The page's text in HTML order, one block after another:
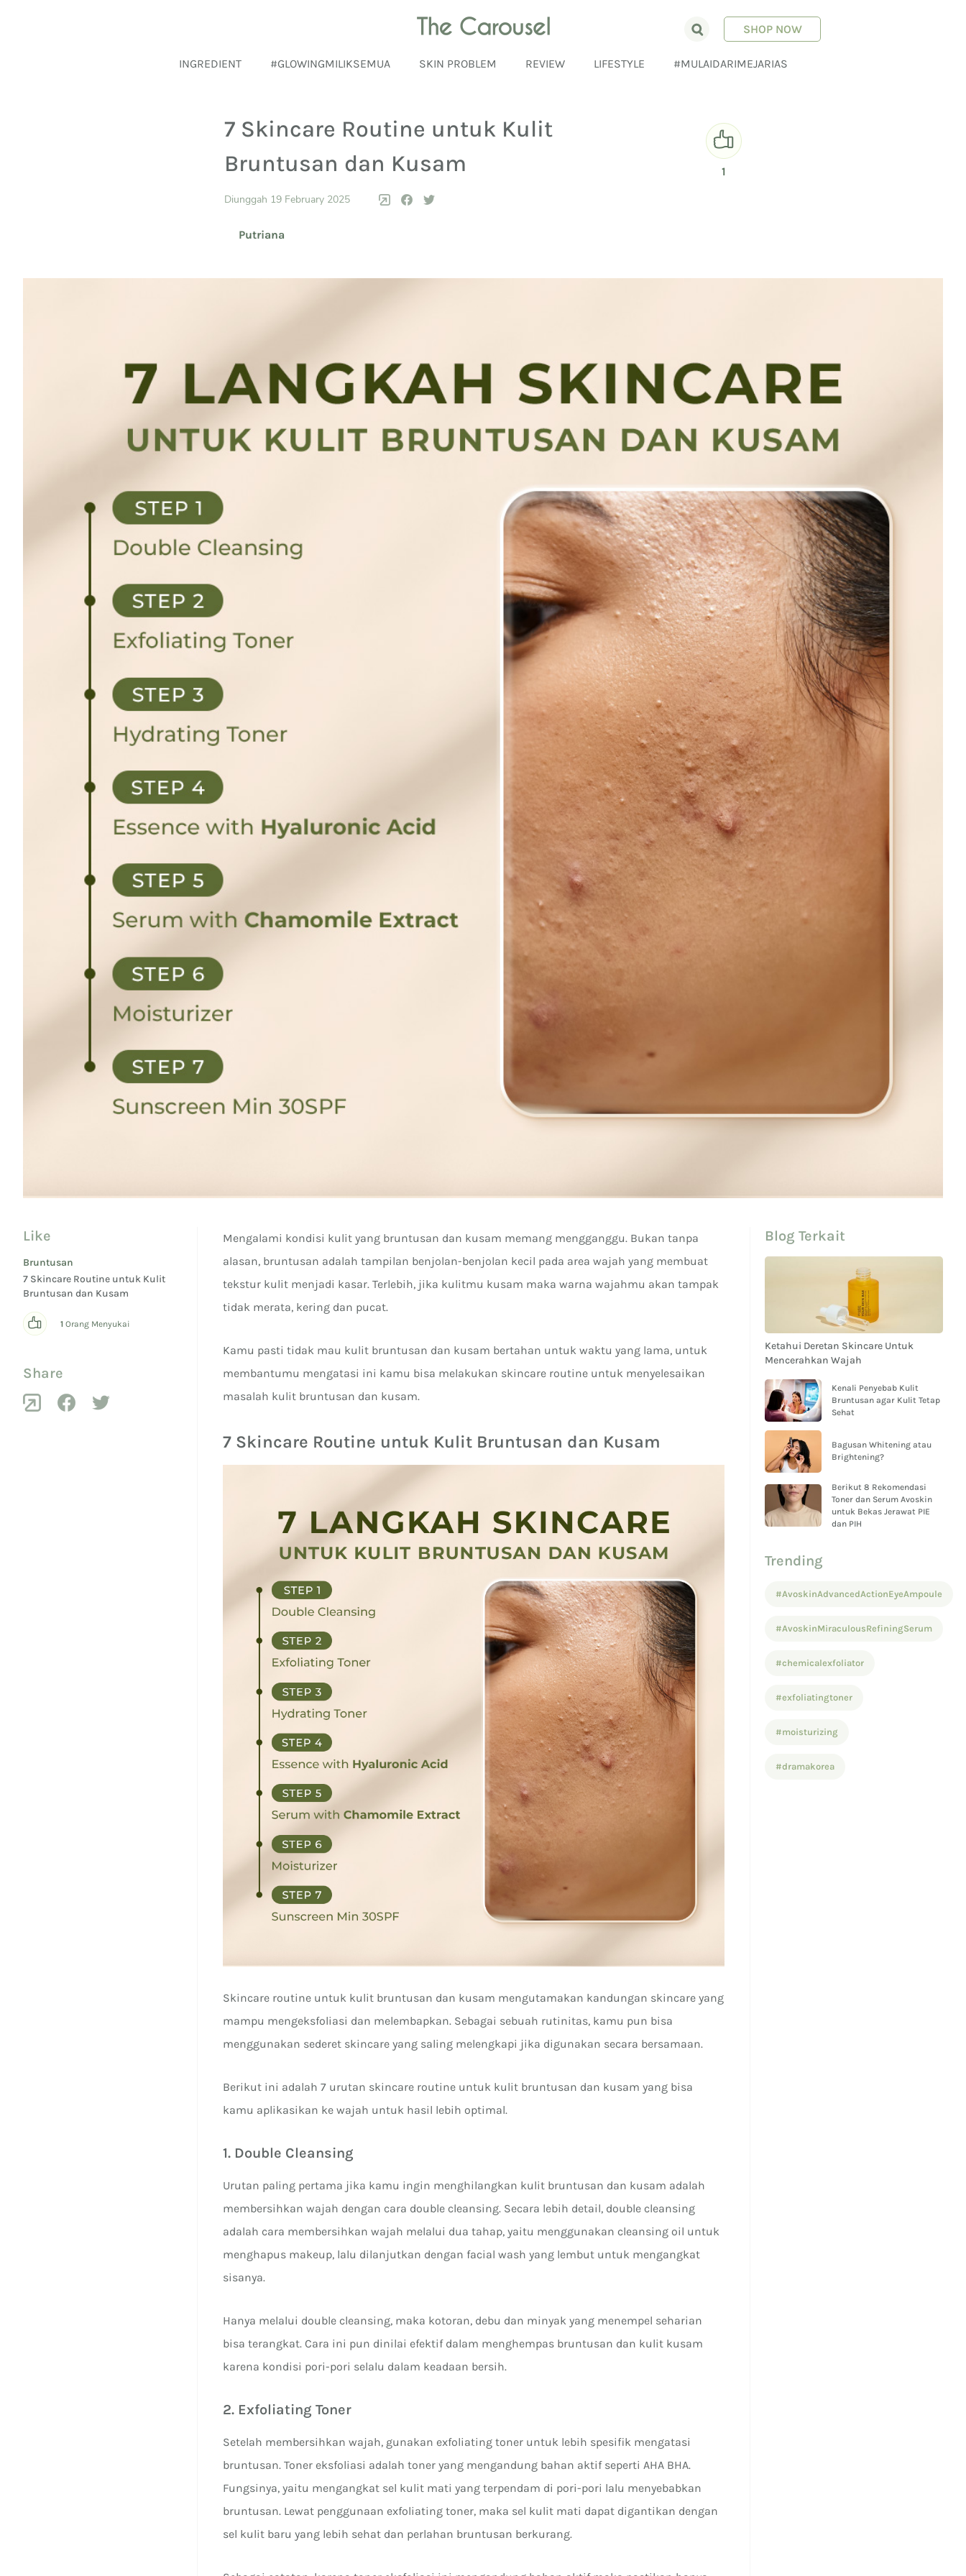
INGREDIENT #GLOWINGMILIKSEMUA SKIN PROBLEM REVIEW LIFESTYLE #MULAIDARIMEJARIAS
SHOP NOW
7 Skincare Routine untuk Kulit
Bruntusan dan Kusam
1
Diunggah 19 February 2025
Putriana
Like
Bruntusan
7 Skincare Routine untuk Kulit
Bruntusan dan Kusam
1 Orang Menyukai
Share
Mengalami kondisi kulit yang bruntusan dan kusam memang mengganggu. Bukan tanpa
alasan, bruntusan adalah tampilan benjolan-benjolan kecil pada area wajah yang membuat
tekstur kulit menjadi kasar. Terlebih, jika kulitmu kusam maka warna wajahmu akan tampak
tidak merata, kering dan pucat.
Kamu pasti tidak mau kulit bruntusan dan kusam bertahan untuk waktu yang lama, untuk
membantumu mengatasi ini kamu bisa melakukan skincare routine untuk menyelesaikan
masalah kulit bruntusan dan kusam.
7 Skincare Routine untuk Kulit Bruntusan dan Kusam
Skincare routine untuk kulit bruntusan dan kusam mengutamakan kandungan skincare yang
mampu mengeksfoliasi dan melembapkan. Sebagai sebuah rutinitas, kamu pun bisa
menggunakan sederet skincare yang saling melengkapi jika digunakan secara bersamaan.
Berikut ini adalah 7 urutan skincare routine untuk kulit bruntusan dan kusam yang bisa
kamu aplikasikan ke wajah untuk hasil lebih optimal.
1. Double Cleansing
Urutan paling pertama jika kamu ingin menghilangkan kulit bruntusan dan kusam adalah
membersihkan wajah dengan cara double cleansing. Secara lebih detail, double cleansing
adalah cara membersihkan wajah melalui dua tahap, yaitu menggunakan cleansing oil untuk
menghapus makeup, lalu dilanjutkan dengan facial wash yang lembut untuk mengangkat
sisanya.
Hanya melalui double cleansing, maka kotoran, debu dan minyak yang menempel seharian
bisa terangkat. Cara ini pun dinilai efektif dalam menghempas bruntusan dan kulit kusam
karena kondisi pori-pori selalu dalam keadaan bersih.
2. Exfoliating Toner
Setelah membersihkan wajah, gunakan exfoliating toner untuk lebih spesifik mengatasi
bruntusan. Toner eksfoliasi adalah toner yang mengandung bahan aktif seperti AHA BHA.
Fungsinya, yaitu mengangkat sel kulit mati yang terpendam di pori-pori lalu menyebabkan
bruntusan. Lewat penggunaan exfoliating toner, maka sel kulit mati dapat digantikan dengan
sel kulit baru yang lebih sehat dan perlahan bruntusan berkurang.
Blog Terkait
Ketahui Deretan Skincare Untuk
Mencerahkan Wajah
Kenali Penyebab Kulit
Bruntusan agar Kulit Tetap
Sehat
Bagusan Whitening atau
Brightening?
Berikut 8 Rekomendasi
Toner dan Serum Avoskin
untuk Bekas Jerawat PIE
dan PIH
Trending
#AvoskinAdvancedActionEyeAmpoule
#AvoskinMiraculousRefiningSerum
#chemicalexfoliator
#exfoliatingtoner
#moisturizing
#dramakorea